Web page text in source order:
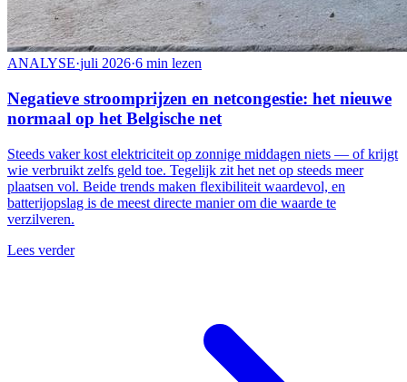
ANALYSE·juli 2026·6 min lezen
Negatieve stroomprijzen en netcongestie: het nieuwe
normaal op het Belgische net
Steeds vaker kost elektriciteit op zonnige middagen niets — of krijgt
wie verbruikt zelfs geld toe. Tegelijk zit het net op steeds meer
plaatsen vol. Beide trends maken flexibiliteit waardevol, en
batterijopslag is de meest directe manier om die waarde te
verzilveren.
Lees verder